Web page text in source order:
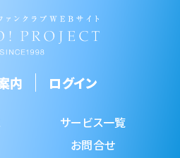
内 ログイン
サービス一覧
お問合せ